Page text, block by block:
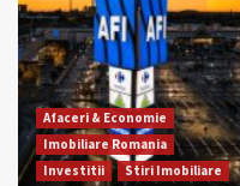
Afaceri & Economie
Imobiliare Romania
Investitii
Stiri Imobiliare